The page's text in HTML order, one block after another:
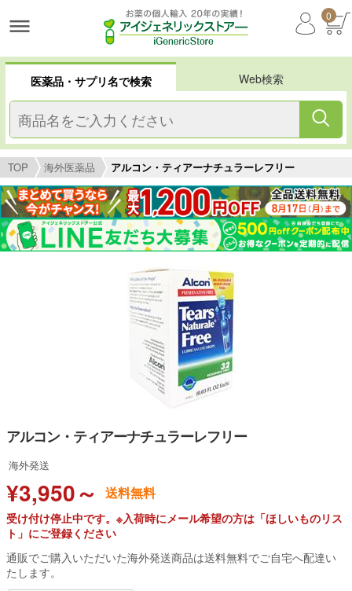
0
医薬品・サプリ名で検索 Web検索
TOP 海外医薬品 アルコン・ティアーナチュラーレフリー
アルコン・ティアーナチュラーレフリー
海外発送
¥3,950～ 送料無料
受け付け停止中です。※入荷時にメール希望の方は「ほしいものリス
ト」にご登録ください
通販でご購入いただいた海外発送商品は送料無料でご自宅へ配達い
たします。